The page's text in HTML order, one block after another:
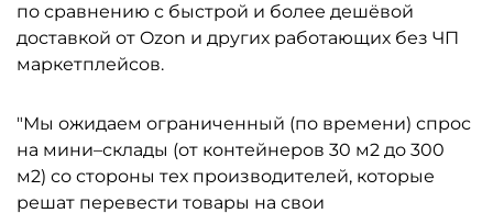
по сравнению с быстрой и более дешёвой
доставкой от Ozon и других работающих без ЧП
маркетплейсов.
"Мы ожидаем ограниченный (по времени) спрос
на мини–склады (от контейнеров 30 м2 до 300
м2) со стороны тех производителей, которые
решат перевести товары на свои